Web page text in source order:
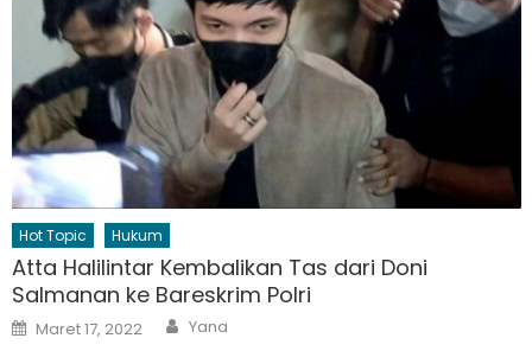
Hot Topic Hukum
Atta Halilintar Kembalikan Tas dari Doni
Salmanan ke Bareskrim Polri
Posted
on
Maret 17, 2022 Author
Yana